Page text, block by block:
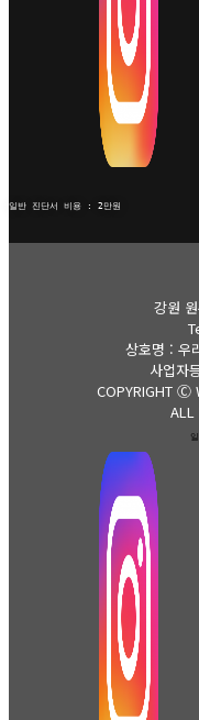
일반 진단서 비용 : 2만원
강원
상호명 : 우
사업자
COPYRIGHT Ⓒ
ALL